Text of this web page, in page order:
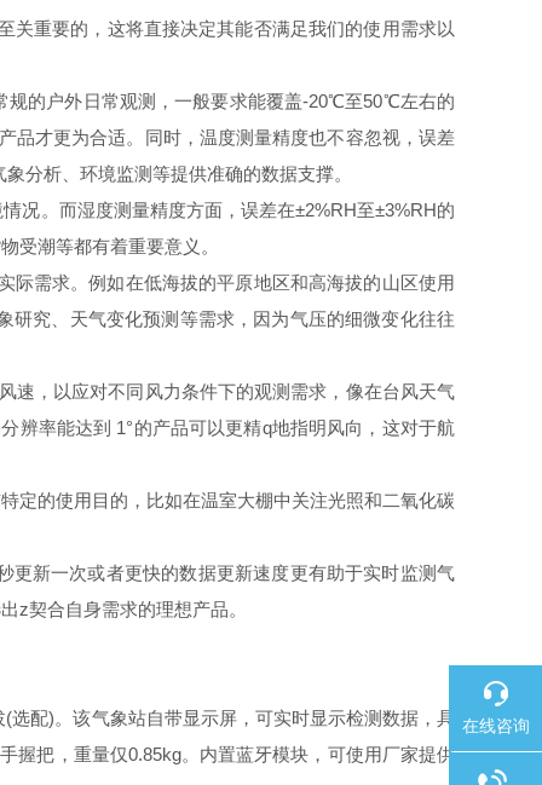
重要的，这将直接决定其能否满足我们的使用需求以
的户外日常观测，一般要求能覆盖-20℃至50℃左右的
才更为合适。同时，温度测量精度也不容忽视，误差
分析、环境监测等提供准确的数据支撑。
。而湿度测量精度方面，误差在±2%RH至±3%RH的
受潮等都有着重要意义。
需求。例如在低海拔的平原地区和高海拔的山区使用
研究、天气变化预测等需求，因为气压的细微变化往往
，以应对不同风力条件下的观测需求，像在台风天气
辨率能达到 1°的产品可以更精q地指明风向，这对于航
的使用目的，比如在温室大棚中关注光照和二氧化碳
新一次或者更快的数据更新速度更有助于实时监测气
z契合自身需求的理想产品。
配)。该气象站自带显示屏，可实时显示检测数据，具
握把，重量仅0.85kg。内置蓝牙模块，可使用厂家提供
在线咨询